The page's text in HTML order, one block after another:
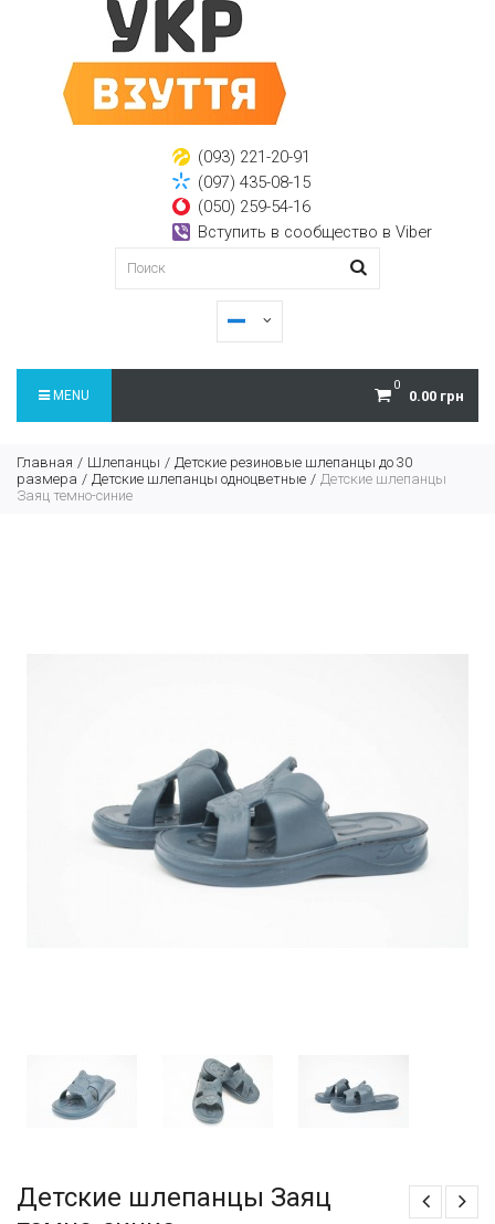
(093) 221-20-91
(097) 435-08-15
(050) 259-54-16
Вступить в сообщество в Viber
0
0.00 грн
MENU
Главная Шлепанцы
Детские резиновые шлепанцы до 30
размера
Детские шлепанцы одноцветные
Детские шлепанцы
Заяц темно-синие
Детские шлепанцы Заяц